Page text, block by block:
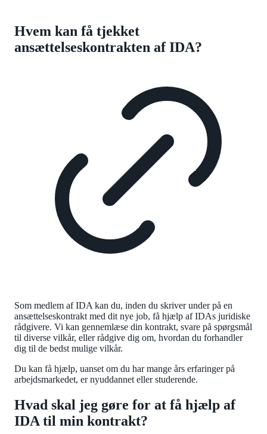
Hvem kan få tjekket
ansættelseskontrakten af IDA?
Som medlem af IDA kan du, inden du skriver under på en
ansættelseskontrakt med dit nye job, få hjælp af IDAs juridiske
rådgivere. Vi kan gennemlæse din kontrakt, svare på spørgsmål
til diverse vilkår, eller rådgive dig om, hvordan du forhandler
dig til de bedst mulige vilkår.
Du kan få hjælp, uanset om du har mange års erfaringer på
arbejdsmarkedet, er nyuddannet eller studerende.
Hvad skal jeg gøre for at få hjælp af
IDA til min kontrakt?